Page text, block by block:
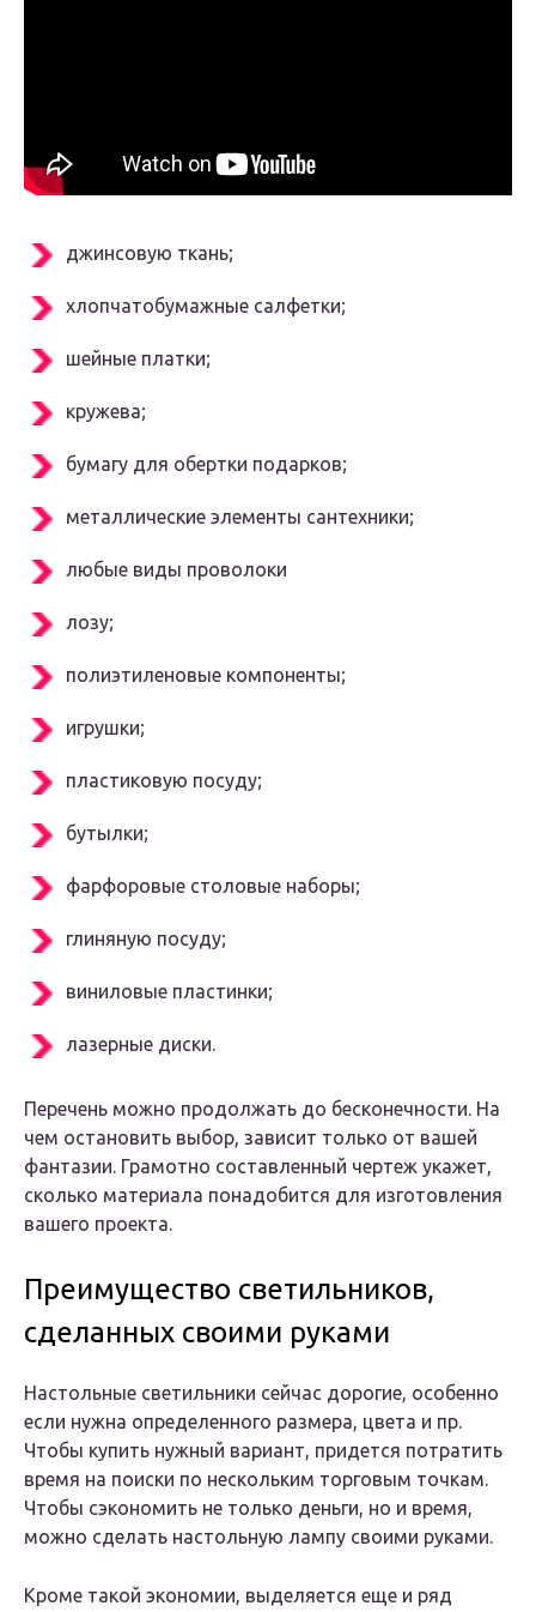
джинсовую ткань;
хлопчатобумажные салфетки;
шейные платки;
кружева;
бумагу для обертки подарков;
металлические элементы сантехники;
любые виды проволоки
лозу;
полиэтиленовые компоненты;
игрушки;
пластиковую посуду;
бутылки;
фарфоровые столовые наборы;
глиняную посуду;
виниловые пластинки;
лазерные диски.
Перечень можно продолжать до бесконечности. На
чем остановить выбор, зависит только от вашей
фантазии. Грамотно составленный чертеж укажет,
сколько материала понадобится для изготовления
вашего проекта.
Преимущество светильников,
сделанных своими руками
Настольные светильники сейчас дорогие, особенно
если нужна определенного размера, цвета и пр.
Чтобы купить нужный вариант, придется потратить
время на поиски по нескольким торговым точкам.
Чтобы сэкономить не только деньги, но и время,
можно сделать настольную лампу своими руками.
Кроме такой экономии, выделяется еще и ряд